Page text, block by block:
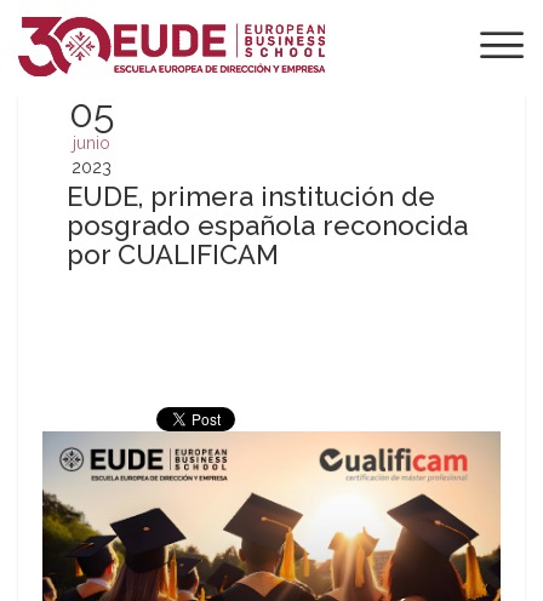
05
junio
2023
EUDE, primera institución de
posgrado española reconocida
por CUALIFICAM